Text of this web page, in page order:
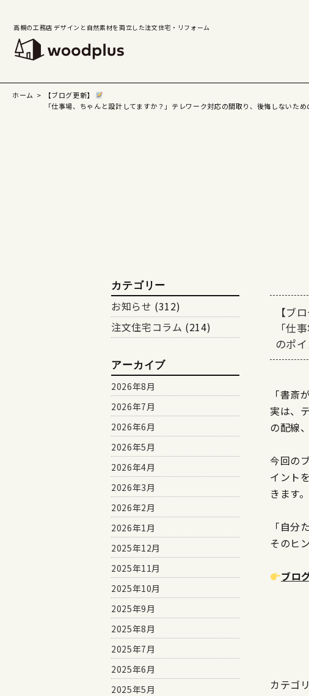
高槻の工務店 デザインと自然素材を両立した注文住宅・リフォーム
ホーム
【ブログ更新】
「仕事場、ちゃんと設計してますか？」テレワーク対応の間取り、後悔しないた
【ブ
「仕
のポ
「書斎
実は、
の配線
今回の
イント
きます。
「自分
そのヒ
ブロ
カテゴ
カテゴリー
お知らせ (312)
注文住宅コラム (214)
アーカイブ
2026年8月
2026年7月
2026年6月
2026年5月
2026年4月
2026年3月
2026年2月
2026年1月
2025年12月
2025年11月
2025年10月
2025年9月
2025年8月
2025年7月
2025年6月
2025年5月